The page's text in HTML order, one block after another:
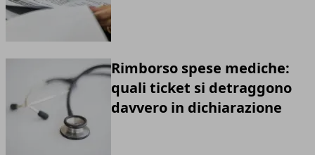
Rimborso spese mediche:
quali ticket si detraggono
davvero in dichiarazione